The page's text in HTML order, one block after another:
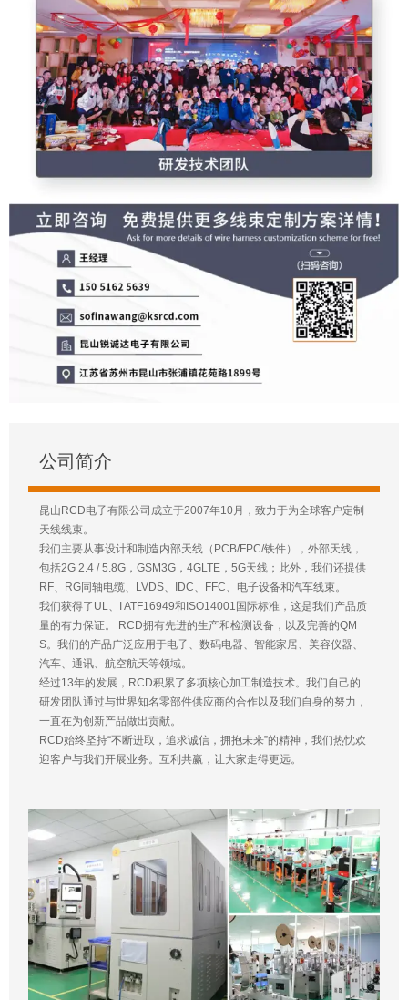
公司简介
昆山RCD电子有限公司成立于2007年10月，致力于为全球客户定制
天线线束。
我们主要从事设计和制造内部天线（PCB/FPC/铁件），外部天线，
包括2G 2.4 / 5.8G，GSM3G，4GLTE，5G天线；此外，我们还提供
RF、RG同轴电缆、LVDS、IDC、FFC、电子设备和汽车线束。
我们获得了UL、I ATF16949和ISO14001国际标准，这是我们产品质
量的有力保证。 RCD拥有先进的生产和检测设备，以及完善的QM
S。我们的产品广泛应用于电子、数码电器、智能家居、美容仪器、
汽车、通讯、航空航天等领域。
经过13年的发展，RCD积累了多项核心加工制造技术。我们自己的
研发团队通过与世界知名零部件供应商的合作以及我们自身的努力，
一直在为创新产品做出贡献。
RCD始终坚持“不断进取，追求诚信，拥抱未来”的精神，我们热忱欢
迎客户与我们开展业务。互利共赢，让大家走得更远。